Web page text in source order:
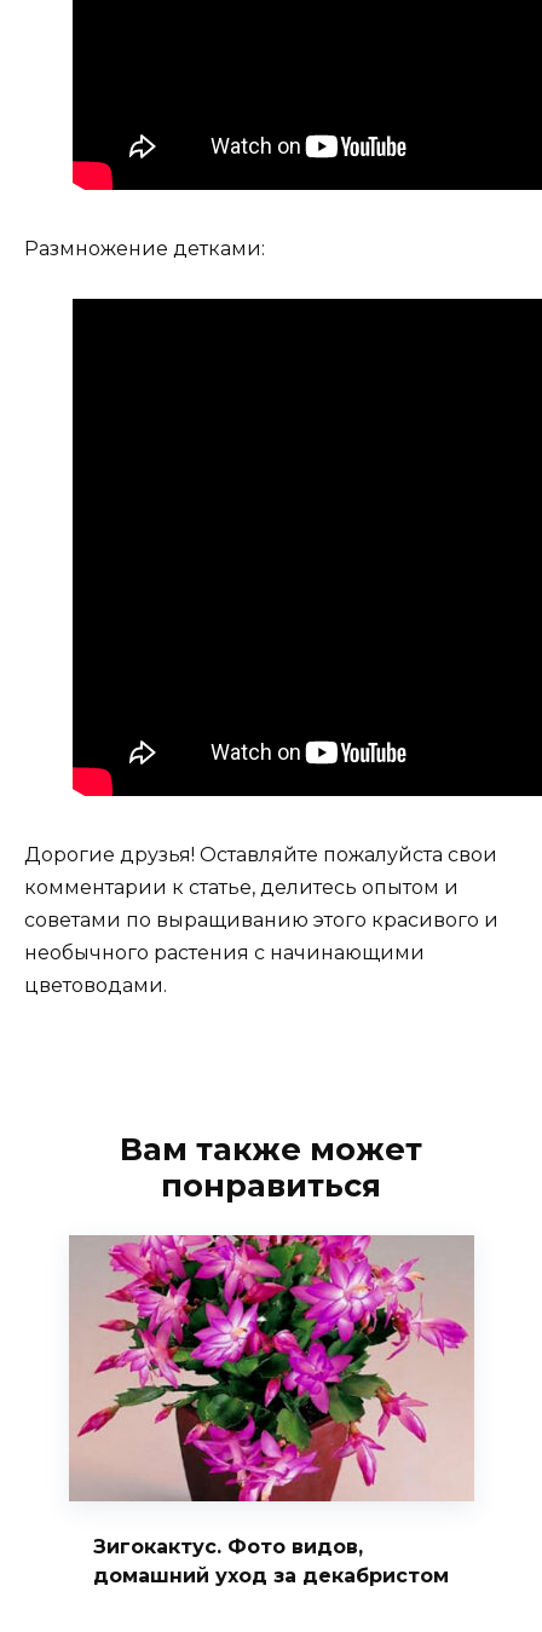
Размножение детками:
Дорогие друзья! Оставляйте пожалуйста свои
комментарии к статье, делитесь опытом и
советами по выращиванию этого красивого и
необычного растения с начинающими
цветоводами.
Вам также может
понравиться
Зигокактус. Фото видов,
домашний уход за декабристом